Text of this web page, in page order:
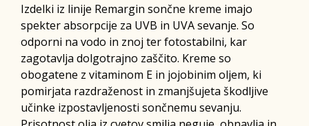
Izdelki iz linije Remargin sončne kreme imajo
spekter absorpcije za UVB in UVA sevanje. So
odporni na vodo in znoj ter fotostabilni, kar
zagotavlja dolgotrajno zaščito. Kreme so
obogatene z vitaminom E in jojobinim oljem, ki
pomirjata razdraženost in zmanjšujeta škodljive
učinke izpostavljenosti sončnemu sevanju.